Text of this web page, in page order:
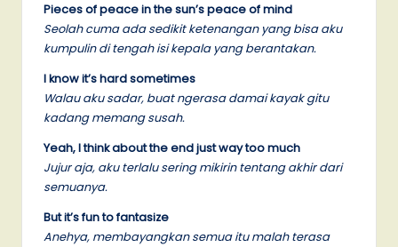
Pieces of peace in the sun’s peace of mind
Seolah cuma ada sedikit ketenangan yang bisa aku
kumpulin di tengah isi kepala yang berantakan.
I know it’s hard sometimes
Walau aku sadar, buat ngerasa damai kayak gitu
kadang memang susah.
Yeah, I think about the end just way too much
Jujur aja, aku terlalu sering mikirin tentang akhir dari
semuanya.
But it’s fun to fantasize
Anehya, membayangkan semua itu malah terasa